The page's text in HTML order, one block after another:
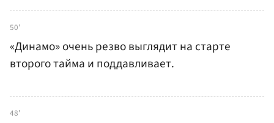
50'
«Динамо» очень резво выглядит на старте
второго тайма и поддавливает.
48'